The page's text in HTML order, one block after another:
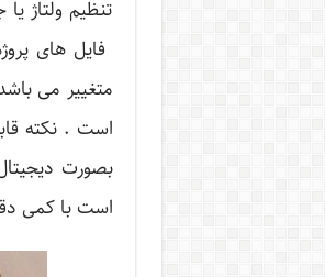
است . نکته
است با کمی